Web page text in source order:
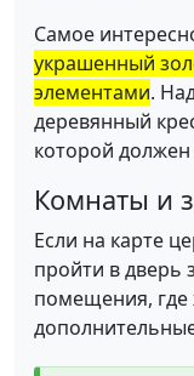
Самое
украшенный
элементами.
деревянный
которой
Комнаты и
Если на карте
пройти в дверь
помещения, где